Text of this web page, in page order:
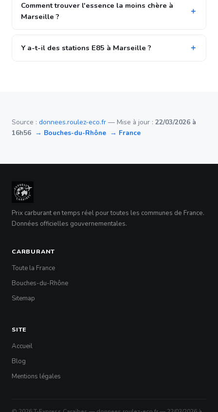
Comment trouver l'essence la moins chère à
Marseille ?
Y a-t-il des stations E85 à Marseille ?
Source : donnees.roulez-eco.fr — Mise à jour : 22/03/2026 à
16h56 → Bouches-du-Rhône → France
Prix carburant en temps réel pour toutes les communes de France.
Données officielles gouvernementales.
CARBURANT
Toute la France
Bouches-du-Rhône
Sitemap
SITE
Accueil
Blog
Mentions légales